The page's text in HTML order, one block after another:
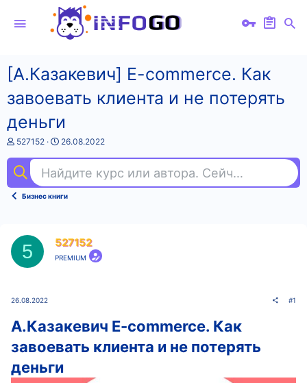
[А.Казакевич] E-commerce. Как
завоевать клиента и не потерять
деньги
А
т
о
т
527152
Д
а
н
а
а
26.08.2022
Найдите курс или автора. Сейчас ищут
Бизнес книги
5 527152
PREMIUM
26.08.2022 #1
А.Казакевич E-commerce. Как
завоевать клиента и не потерять
деньги